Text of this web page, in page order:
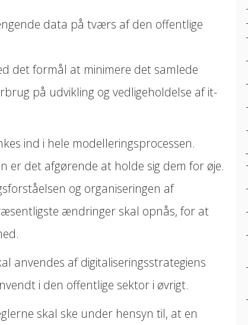
data på tværs af den offentlige
det formål at minimere det samlede
på udvikling og vedligeholdelse af it-
ind i hele modelleringsprocessen.
er det afgørende at holde sig dem for øje.
og organiseringen af
ændringer skal opnås, for at
anvendes af digitaliseringsstrategiens
i den offentlige sektor i øvrigt.
skal ske under hensyn til, at en